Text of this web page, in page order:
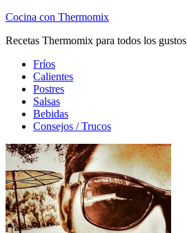
Cocina con Thermomix
Recetas Thermomix para todos los gustos
Fríos
Calientes
Postres
Salsas
Bebidas
Consejos / Trucos